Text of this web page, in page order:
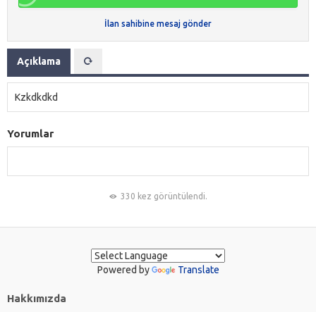
İlan sahibine mesaj gönder
Açıklama
Kzkdkdkd
Yorumlar
330 kez görüntülendi.
Powered by Translate
Hakkımızda